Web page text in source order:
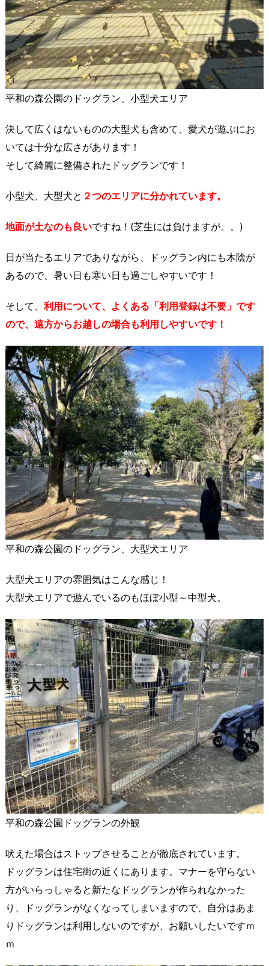
平和の森公園のドッグラン、小型犬エリア
決して広くはないものの大型犬も含めて、愛犬が遊ぶにお
いては十分な広さがあります！
そして綺麗に整備されたドッグランです！
小型犬、大型犬と ２つのエリアに分かれています。
地面が土なのも良いですね！(芝生には負けますが。。)
日が当たるエリアでありながら、ドッグラン内にも木陰が
あるので、暑い日も寒い日も過ごしやすいです！
そして、 利用について、よくある「利用登録は不要」です
ので、遠方からお越しの場合も利用しやすいです！
平和の森公園のドッグラン、大型犬エリア
大型犬エリアの雰囲気はこんな感じ！
大型犬エリアで遊んでいるのもほぼ小型～中型犬。
平和の森公園ドッグランの外観
吠えた場合はストップさせることが徹底されています。
ドッグランは住宅街の近くにあります。マナーを守らない
方がいらっしゃると新たなドッグランが作られなかった
り、ドッグランがなくなってしまいますので、自分はあま
りドッグランは利用しないのですが、お願いしたいですｍ
ｍ